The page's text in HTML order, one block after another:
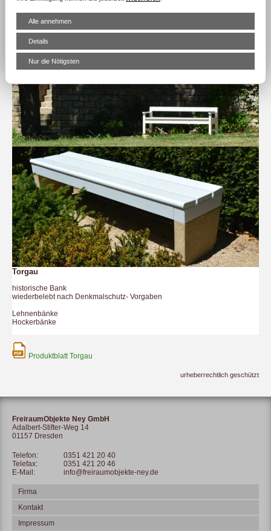
Torgau
historische Bank
wiederbelebt nach Denkmalschutz- Vorgaben
Lehnenbänke
Hockerbänke
Produktblatt Torgau
urheberrechtlich geschützt
FreiraumObjekte Ney GmbH
Adalbert-Stifter-Weg 14
01157 Dresden
Telefon:
0351 421 20 40
Telefax:
0351 421 20 46
E-Mail:
info@freiraumobjekte-ney.de
Firma
Kontakt
Impressum
Alle annehmen
Details
Nur die Nötigsten